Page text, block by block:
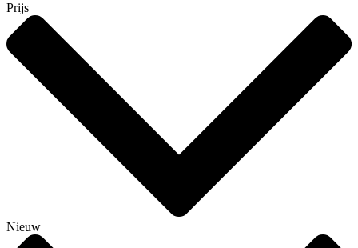
Prijs
Nieuw